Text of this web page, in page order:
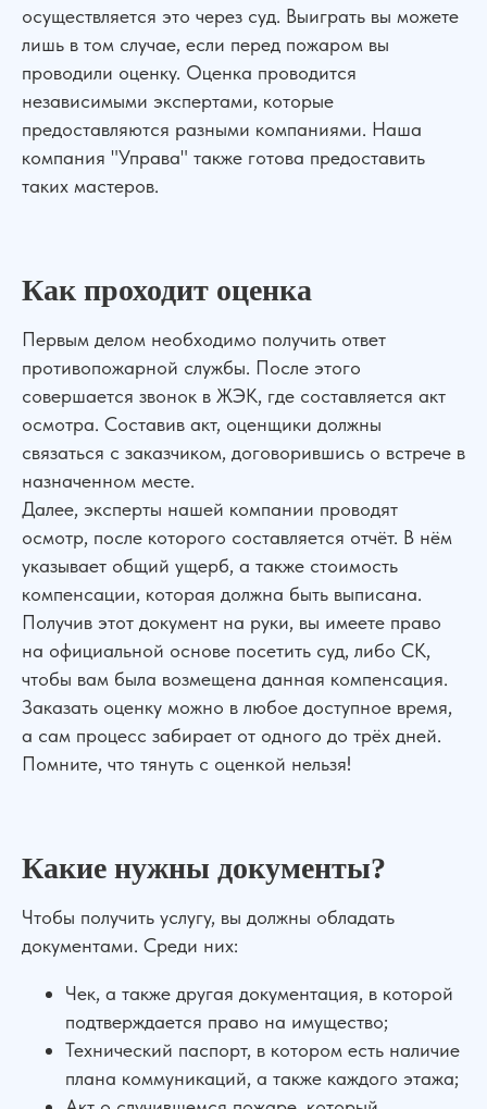
осуществляется это через суд. Выиграть вы можете
лишь в том случае, если перед пожаром вы
проводили оценку. Оценка проводится
независимыми экспертами, которые
предоставляются разными компаниями. Наша
компания "Управа" также готова предоставить
таких мастеров.
Как проходит оценка
Первым делом необходимо получить ответ
противопожарной службы. После этого
совершается звонок в ЖЭК, где составляется акт
осмотра. Составив акт, оценщики должны
связаться с заказчиком, договорившись о встрече в
назначенном месте.
Далее, эксперты нашей компании проводят
осмотр, после которого составляется отчёт. В нём
указывает общий ущерб, а также стоимость
компенсации, которая должна быть выписана.
Получив этот документ на руки, вы имеете право
на официальной основе посетить суд, либо СК,
чтобы вам была возмещена данная компенсация.
Заказать оценку можно в любое доступное время,
а сам процесс забирает от одного до трёх дней.
Помните, что тянуть с оценкой нельзя!
Какие нужны документы?
Чтобы получить услугу, вы должны обладать
документами. Среди них:
Чек, а также другая документация, в которой
подтверждается право на имущество;
Технический паспорт, в котором есть наличие
плана коммуникаций, а также каждого этажа;